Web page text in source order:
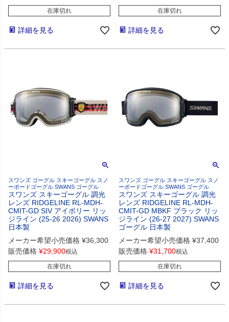
在庫切れ
詳細を見る
在庫切れ
詳細を見る
スワンズ ゴーグル スキーゴーグル スノ
ーボードゴーグル SWANS ゴーグル
スワンズ スキーゴーグル 調光
レンズ RIDGELINE RL-MDH-
CMIT-GD SIV アイボリー リッ
ジライン (25-26 2026) SWANS
日本製
メーカー希望小売価格 ¥36,300
販売価格 ¥29,900税込
在庫切れ
詳細を見る
スワンズ ゴーグル スキーゴーグル スノ
ーボードゴーグル SWANS ゴーグル
スワンズ スキーゴーグル 調光
レンズ RIDGELINE RL-MDH-
CMIT-GD MBKF ブラック リッ
ジライン (26-27 2027) SWANS
ゴーグル 日本製
メーカー希望小売価格 ¥37,400
販売価格 ¥31,700税込
在庫切れ
詳細を見る